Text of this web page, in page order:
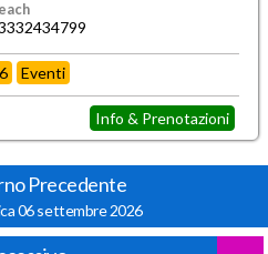
Eventi
Info & Prenotazioni
Precedente
06 settembre 2026